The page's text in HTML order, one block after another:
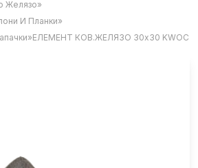
Желязо»
И Планки»
»ЕЛЕМЕНТ КОВ.ЖЕЛЯЗО 30х30 KWOC